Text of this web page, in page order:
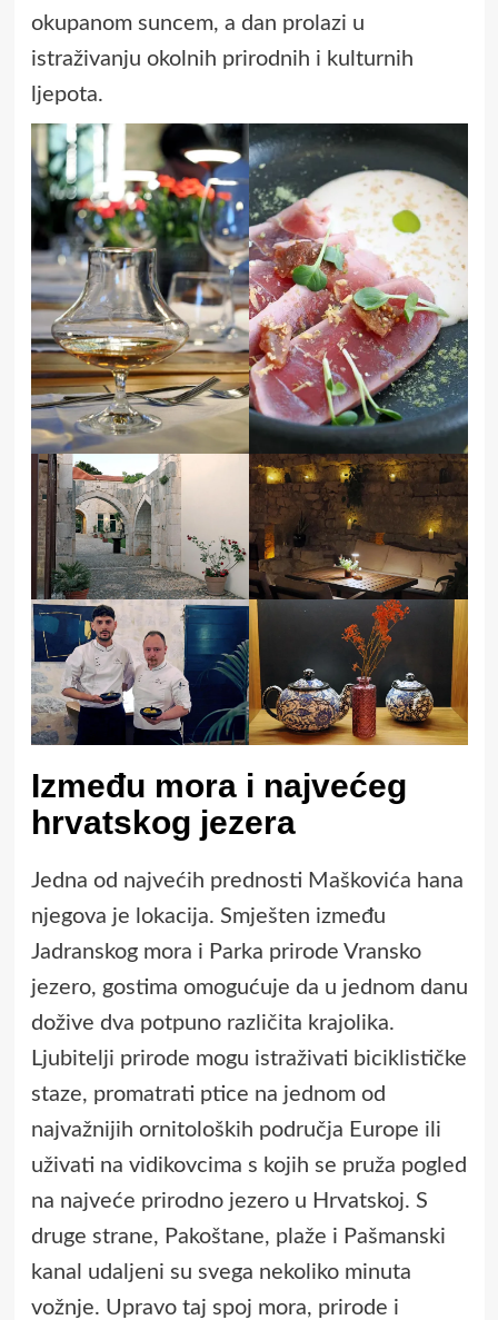
okupanom suncem, a dan prolazi u
istraživanju okolnih prirodnih i kulturnih
ljepota.
Između mora i najvećeg
hrvatskog jezera
Jedna od najvećih prednosti Maškovića hana
njegova je lokacija. Smješten između
Jadranskog mora i Parka prirode Vransko
jezero, gostima omogućuje da u jednom danu
dožive dva potpuno različita krajolika.
Ljubitelji prirode mogu istraživati biciklističke
staze, promatrati ptice na jednom od
najvažnijih ornitoloških područja Europe ili
uživati na vidikovcima s kojih se pruža pogled
na najveće prirodno jezero u Hrvatskoj. S
druge strane, Pakoštane, plaže i Pašmanski
kanal udaljeni su svega nekoliko minuta
vožnje. Upravo taj spoj mora, prirode i